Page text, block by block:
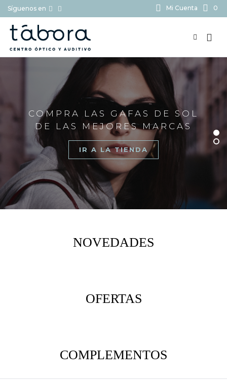
Síguenos en Mi Cuenta 0
COMPRA LAS GAFAS DE SOL
DE LAS MEJORES MARCAS
IR A LA TIENDA
NOVEDADES
OFERTAS
COMPLEMENTOS